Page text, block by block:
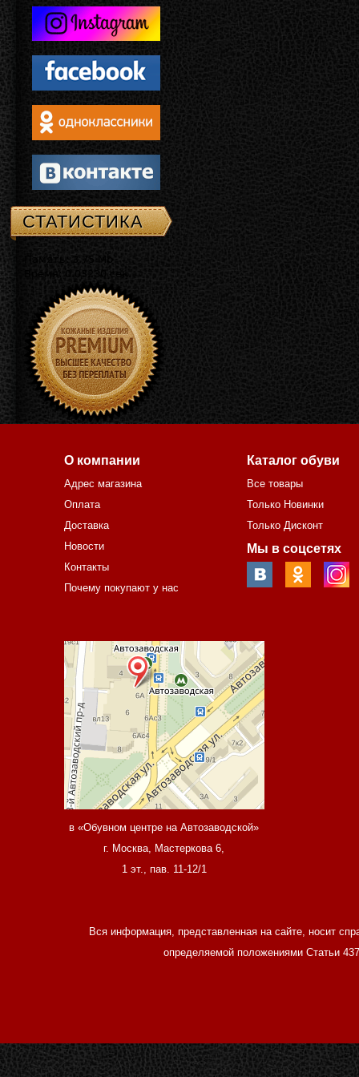
СТАТИСТИКА
Память: 3.75 Mb
Время: 0.03230 сек.
О компании
Адрес магазина
Оплата
Доставка
Новости
Контакты
Почему покупают у нас
Каталог обуви
Все товары
Только Новинки
Только Дисконт
Мы в соцсетях
в «Обувном центре на Автозаводской»
г. Москва, Мастеркова 6,
1 эт., пав. 11-12/1
Вся информация, представленная на сайте, носит
определяемой положениями Статьи